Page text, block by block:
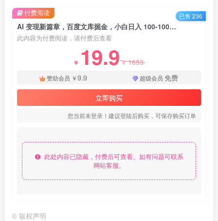
AI 变现新篇章，百度文库掘金，小白日入 100-1000+ 被动收益等你来！ - 资源之家
此内容为付费阅读，请付费后查看
￥ 19.9￥1653
赞助会员 ￥9.9 超级会员 免费
立即购买
您当前未登录！建议登陆后购买，可保存购买订单
此处内容已隐藏，付费后可查看。如有问题可联系
网站客服。
付费阅读 已售 236
© 版权声明